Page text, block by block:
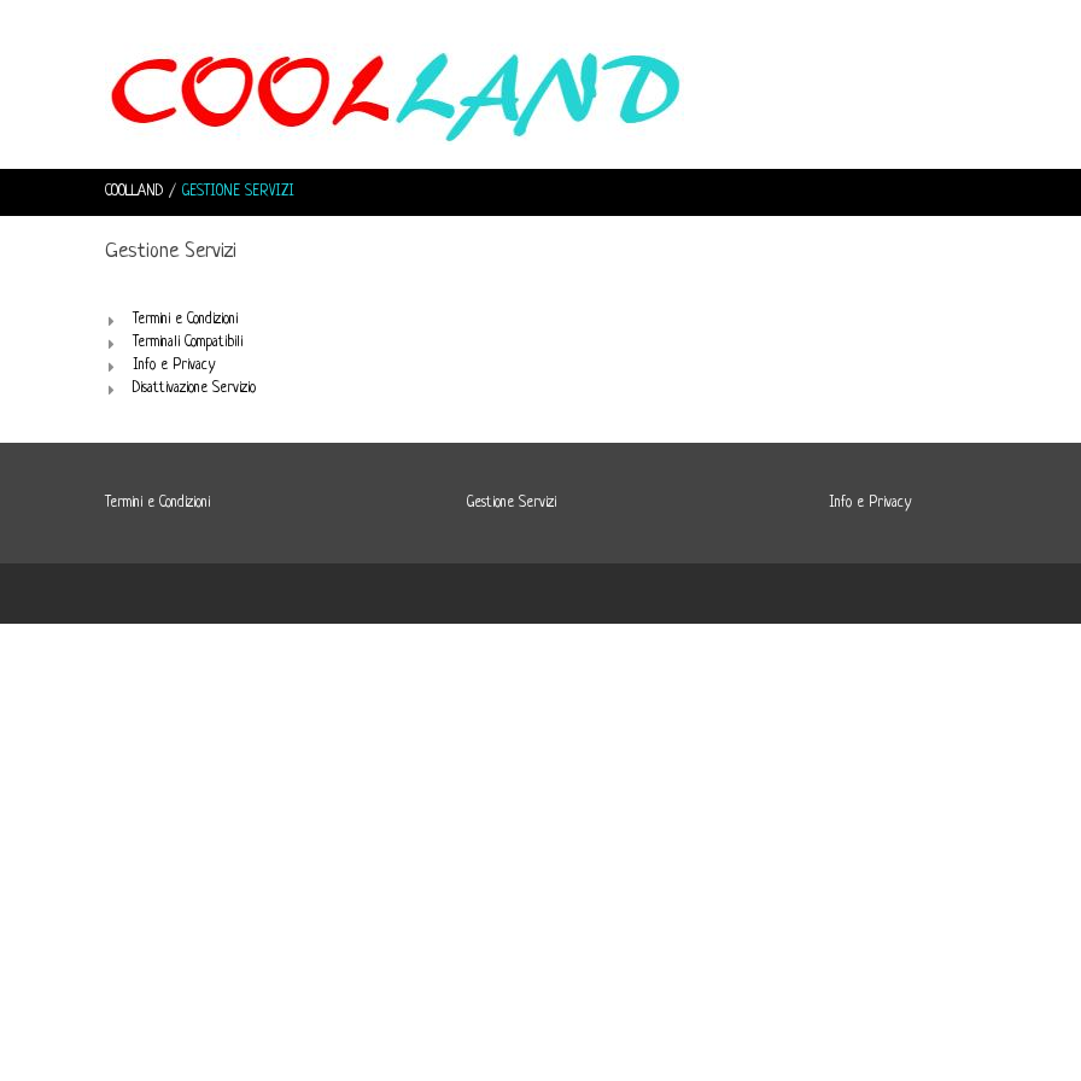
COOLLAND GESTIONE SERVIZI
Gestione Servizi
Termini e Condizioni
Terminali Compatibili
Info e Privacy
Disattivazione Servizio
Termini e Condizioni Gestione Servizi Info e Privacy